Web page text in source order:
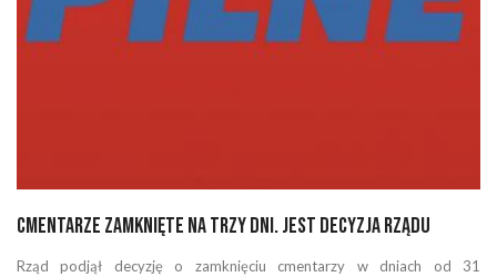
Cmentarze zamknięte na trzy dni. Jest decyzja rządu
Rząd podjął decyzję o zamknięciu cmentarzy w dniach od 31